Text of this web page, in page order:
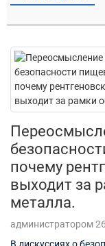
почему
выходит за
металла.
администратором